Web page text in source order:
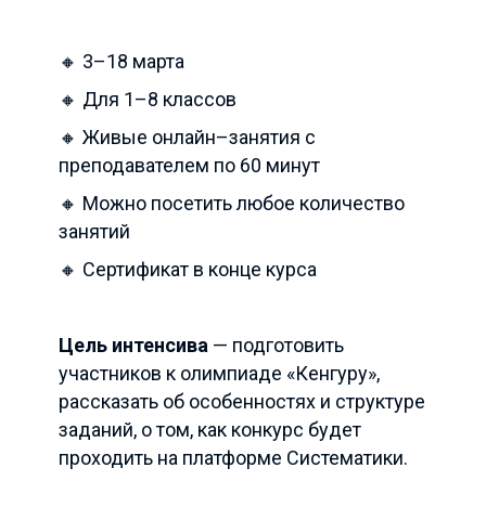
🔸 3–18 марта
🔸 Для 1–8 классов
🔸 Живые онлайн–занятия с
преподавателем по 60 минут
🔸 Можно посетить любое количество
занятий
🔸 Сертификат в конце курса
Цель интенсива — подготовить
участников к олимпиаде «Кенгуру»,
рассказать об особенностях и структуре
заданий, о том, как конкурс будет
проходить на платформе Систематики.